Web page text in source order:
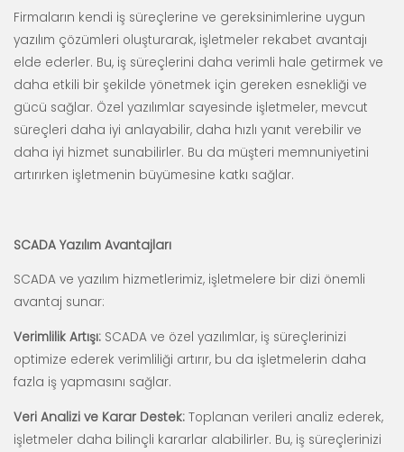
Firmaların kendi iş süreçlerine ve gereksinimlerine uygun
yazılım çözümleri oluşturarak, işletmeler rekabet avantajı
elde ederler. Bu, iş süreçlerini daha verimli hale getirmek ve
daha etkili bir şekilde yönetmek için gereken esnekliği ve
gücü sağlar. Özel yazılımlar sayesinde işletmeler, mevcut
süreçleri daha iyi anlayabilir, daha hızlı yanıt verebilir ve
daha iyi hizmet sunabilirler. Bu da müşteri memnuniyetini
artırırken işletmenin büyümesine katkı sağlar.
SCADA Yazılım Avantajları
SCADA ve yazılım hizmetlerimiz, işletmelere bir dizi önemli
avantaj sunar:
Verimlilik Artışı: SCADA ve özel yazılımlar, iş süreçlerinizi
optimize ederek verimliliği artırır, bu da işletmelerin daha
fazla iş yapmasını sağlar.
Veri Analizi ve Karar Destek: Toplanan verileri analiz ederek,
işletmeler daha bilinçli kararlar alabilirler. Bu, iş süreçlerinizi